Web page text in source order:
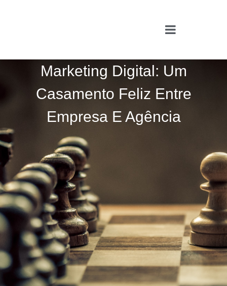
Marketing Digital: Um
Casamento Feliz Entre
Empresa E Agência